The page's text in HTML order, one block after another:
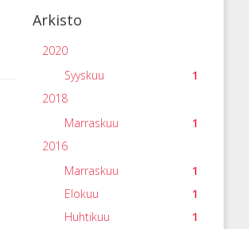
Arkisto
2020
1
Syyskuu
2018
1
Marraskuu
2016
1
Marraskuu
1
Elokuu
1
Huhtikuu